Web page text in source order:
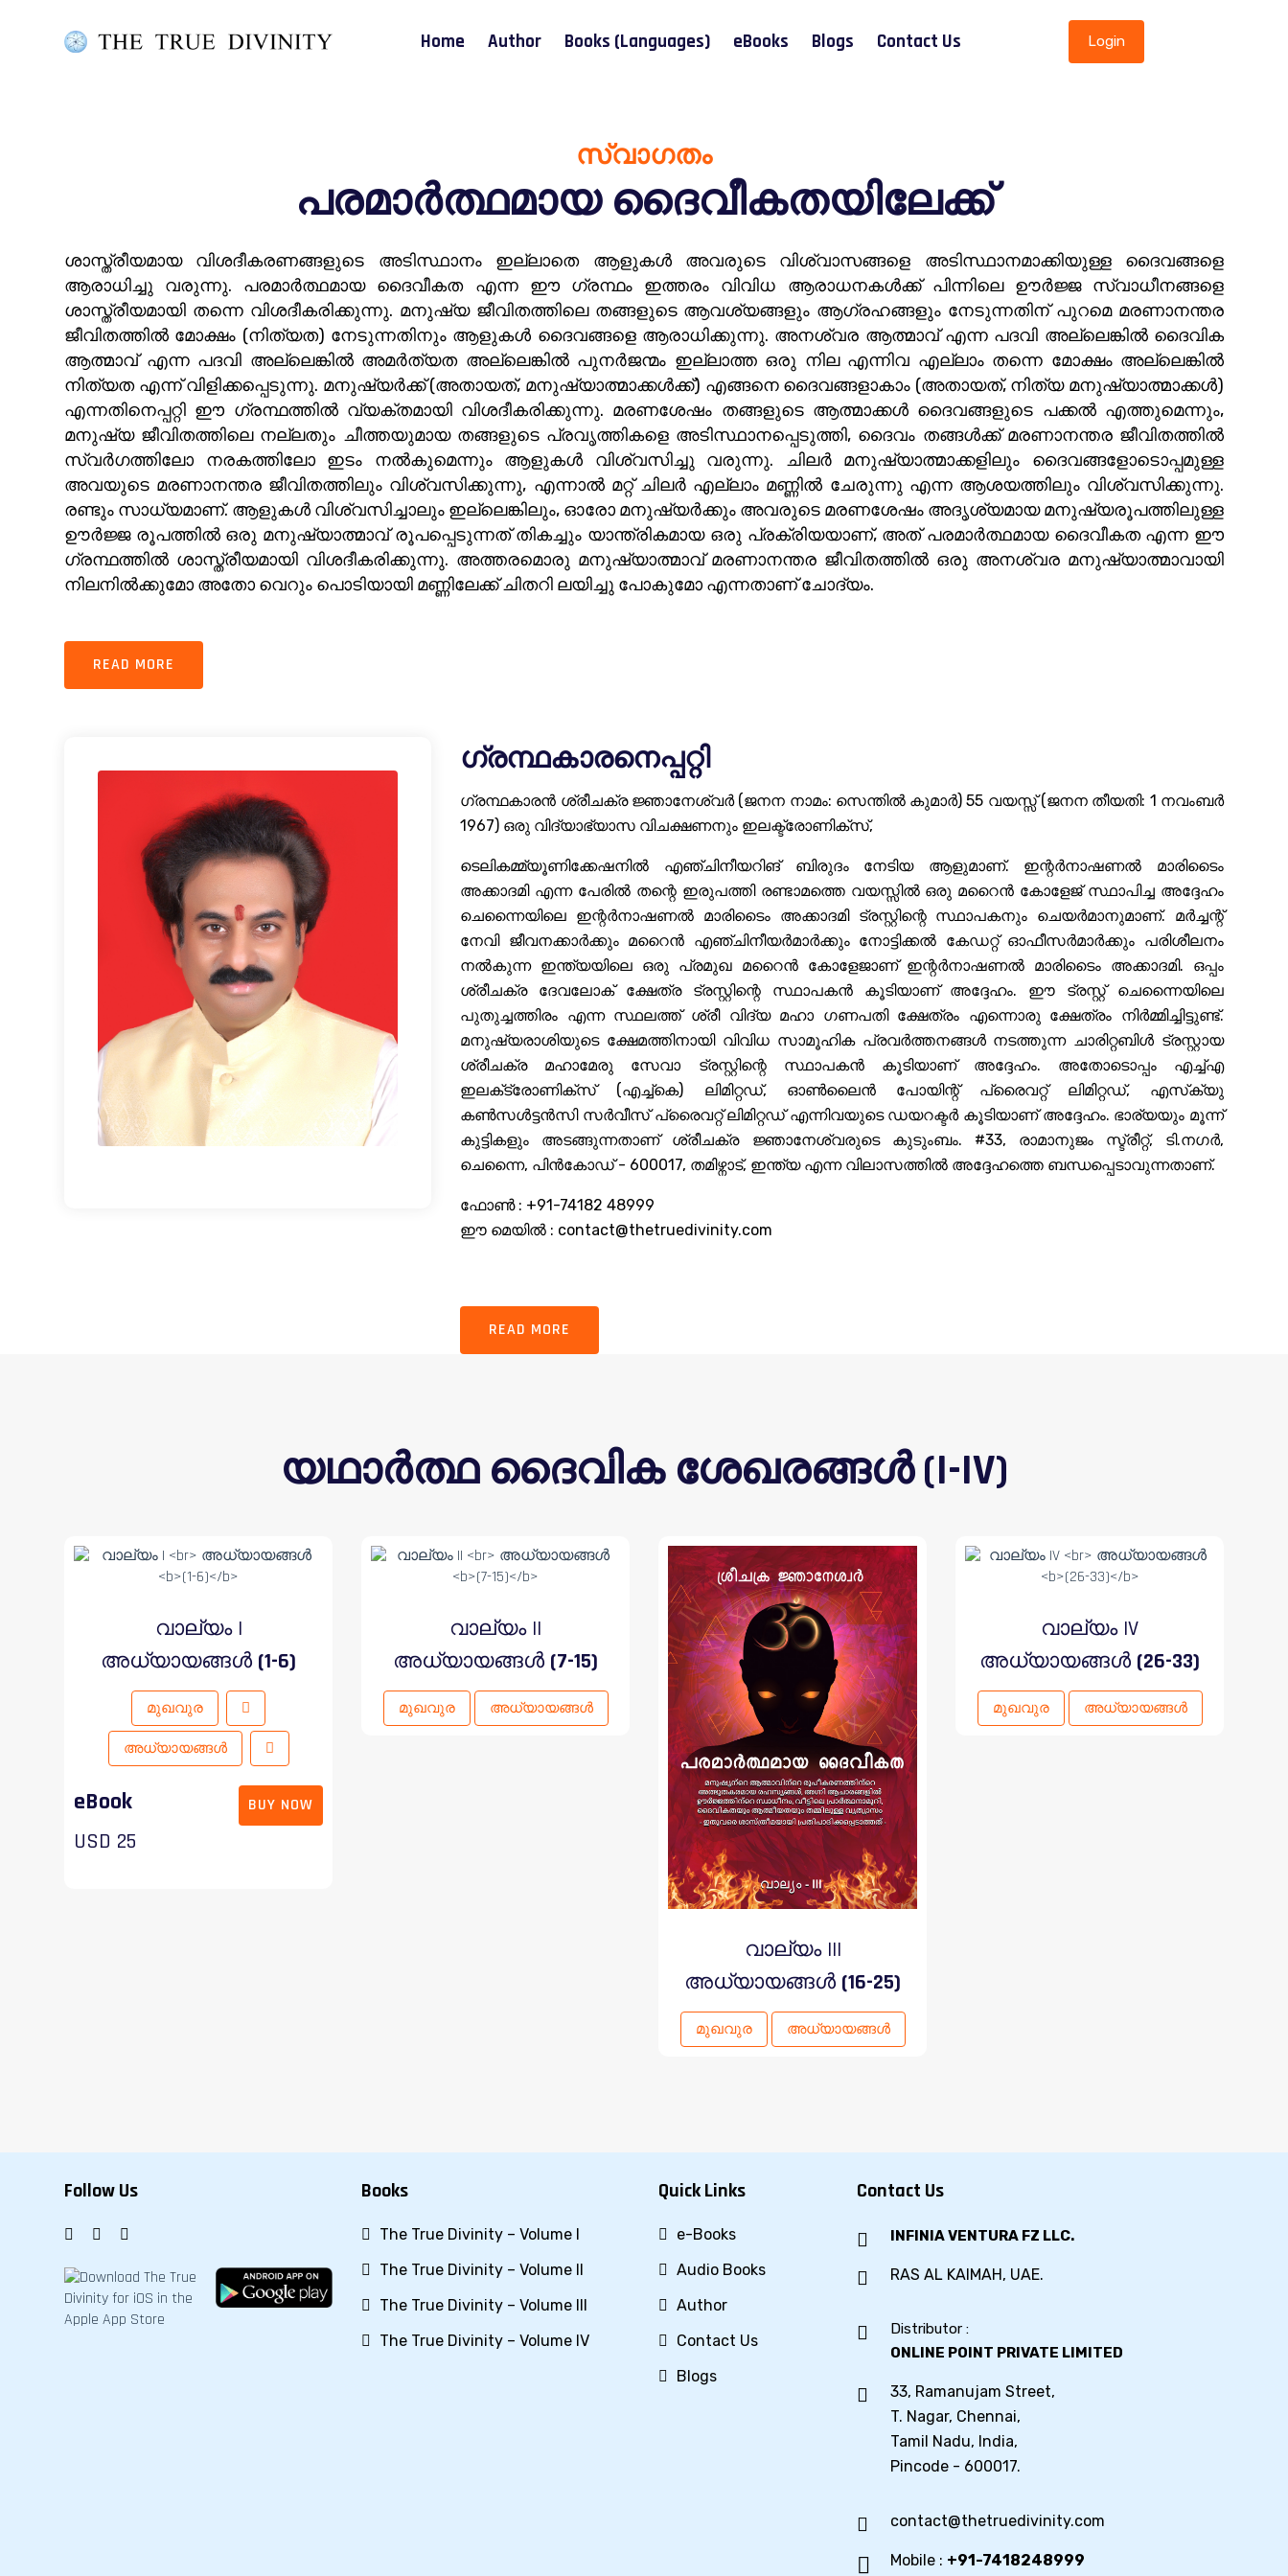
Home Author Books (Languages) eBooks Blogs Contact Us Login
സ്വാഗതം
പരമാർത്ഥമായ ദൈവീകതയിലേക്ക്
ശാസ്ത്രീയമായ വിശദീകരണങ്ങളുടെ അടിസ്ഥാനം ഇല്ലാതെ ആളുകൾ അവരുടെ വിശ്വാസങ്ങളെ അടിസ്ഥാനമാക്കിയുള്ള ദൈവങ്ങളെ
ആരാധിച്ചു വരുന്നു. പരമാർത്ഥമായ ദൈവീകത എന്ന ഈ ഗ്രന്ഥം ഇത്തരം വിവിധ ആരാധനകൾക്ക് പിന്നിലെ ഊർജ്ജ സ്വാധീനങ്ങളെ
ശാസ്ത്രീയമായി തന്നെ വിശദീകരിക്കുന്നു. മനുഷ്യ ജീവിതത്തിലെ തങ്ങളുടെ ആവശ്യങ്ങളും ആഗ്രഹങ്ങളും നേടുന്നതിന് പുറമെ മരണാനന്തര
ജീവിതത്തിൽ മോക്ഷം (നിത്യത) നേടുന്നതിനും ആളുകൾ ദൈവങ്ങളെ ആരാധിക്കുന്നു. അനശ്വര ആത്മാവ് എന്ന പദവി അല്ലെങ്കിൽ ദൈവിക
ആത്മാവ് എന്ന പദവി അല്ലെങ്കിൽ അമർത്യത അല്ലെങ്കിൽ പുനർജന്മം ഇല്ലാത്ത ഒരു നില എന്നിവ എല്ലാം തന്നെ മോക്ഷം അല്ലെങ്കിൽ
നിത്യത എന്ന് വിളിക്കപ്പെടുന്നു. മനുഷ്യർക്ക് (അതായത്, മനുഷ്യാത്മാക്കൾക്ക്) എങ്ങനെ ദൈവങ്ങളാകാം (അതായത്, നിത്യ മനുഷ്യാത്മാക്കൾ)
എന്നതിനെപ്പറ്റി ഈ ഗ്രന്ഥത്തിൽ വ്യക്തമായി വിശദീകരിക്കുന്നു. മരണശേഷം തങ്ങളുടെ ആത്മാക്കൾ ദൈവങ്ങളുടെ പക്കൽ എത്തുമെന്നും,
മനുഷ്യ ജീവിതത്തിലെ നല്ലതും ചീത്തയുമായ തങ്ങളുടെ പ്രവൃത്തികളെ അടിസ്ഥാനപ്പെടുത്തി, ദൈവം തങ്ങൾക്ക് മരണാനന്തര ജീവിതത്തിൽ
സ്വർഗത്തിലോ നരകത്തിലോ ഇടം നൽകുമെന്നും ആളുകൾ വിശ്വസിച്ചു വരുന്നു. ചിലർ മനുഷ്യാത്മാക്കളിലും ദൈവങ്ങളോടൊപ്പമുള്ള
അവയുടെ മരണാനന്തര ജീവിതത്തിലും വിശ്വസിക്കുന്നു, എന്നാൽ മറ്റ് ചിലർ എല്ലാം മണ്ണിൽ ചേരുന്നു എന്ന ആശയത്തിലും വിശ്വസിക്കുന്നു.
രണ്ടും സാധ്യമാണ്. ആളുകൾ വിശ്വസിച്ചാലും ഇല്ലെങ്കിലും, ഓരോ മനുഷ്യർക്കും അവരുടെ മരണശേഷം അദൃശ്യമായ മനുഷ്യരൂപത്തിലുള്ള
ഊർജ്ജ രൂപത്തിൽ ഒരു മനുഷ്യാത്മാവ് രൂപപ്പെടുന്നത് തികച്ചും യാന്ത്രികമായ ഒരു പ്രക്രിയയാണ്, അത് പരമാർത്ഥമായ ദൈവീകത എന്ന ഈ
ഗ്രന്ഥത്തിൽ ശാസ്ത്രീയമായി വിശദീകരിക്കുന്നു. അത്തരമൊരു മനുഷ്യാത്മാവ് മരണാനന്തര ജീവിതത്തിൽ ഒരു അനശ്വര മനുഷ്യാത്മാവായി
നിലനിൽക്കുമോ അതോ വെറും പൊടിയായി മണ്ണിലേക്ക് ചിതറി ലയിച്ചു പോകുമോ എന്നതാണ് ചോദ്യം.
READ MORE
ഗ്രന്ഥകാരനെപ്പറ്റി
ഗ്രന്ഥകാരൻ ശ്രീചക്ര ജ്ഞാനേശ്വർ (ജനന നാമം: സെന്തിൽ കുമാർ) 55 വയസ്സ് (ജനന തീയതി: 1 നവംബർ
1967) ഒരു വിദ്യാഭ്യാസ വിചക്ഷണനും ഇലക്ട്രോണിക്സ്,
ടെലികമ്മ്യൂണിക്കേഷനിൽ എഞ്ചിനീയറിങ് ബിരുദം നേടിയ ആളുമാണ്. ഇന്റർനാഷണൽ മാരിടൈം
അക്കാദമി എന്ന പേരിൽ തന്റെ ഇരുപത്തി രണ്ടാമത്തെ വയസ്സിൽ ഒരു മറൈൻ കോളേജ് സ്ഥാപിച്ച അദ്ദേഹം
ചെന്നൈയിലെ ഇന്റർനാഷണൽ മാരിടൈം അക്കാദമി ട്രസ്റ്റിന്റെ സ്ഥാപകനും ചെയർമാനുമാണ്. മർച്ചന്റ്
നേവി ജീവനക്കാർക്കും മറൈൻ എഞ്ചിനീയർമാർക്കും നോട്ടിക്കൽ കേഡറ്റ് ഓഫീസർമാർക്കും പരിശീലനം
നൽകുന്ന ഇന്ത്യയിലെ ഒരു പ്രമുഖ മറൈൻ കോളേജാണ് ഇന്റർനാഷണൽ മാരിടൈം അക്കാദമി. ഒപ്പം
ശ്രീചക്ര ദേവലോക് ക്ഷേത്ര ട്രസ്റ്റിന്റെ സ്ഥാപകൻ കൂടിയാണ് അദ്ദേഹം. ഈ ട്രസ്റ്റ് ചെന്നൈയിലെ
പുതുച്ചത്തിരം എന്ന സ്ഥലത്ത് ശ്രീ വിദ്യ മഹാ ഗണപതി ക്ഷേത്രം എന്നൊരു ക്ഷേത്രം നിർമ്മിച്ചിട്ടുണ്ട്.
മനുഷ്യരാശിയുടെ ക്ഷേമത്തിനായി വിവിധ സാമൂഹിക പ്രവർത്തനങ്ങൾ നടത്തുന്ന ചാരിറ്റബിൾ ട്രസ്റ്റായ
ശ്രീചക്ര മഹാമേരു സേവാ ട്രസ്റ്റിന്റെ സ്ഥാപകൻ കൂടിയാണ് അദ്ദേഹം. അതോടൊപ്പം എച്ച്എ
ഇലക്‌ട്രോണിക്‌സ് (എച്ച്‌കെ) ലിമിറ്റഡ്, ഓൺലൈൻ പോയിന്റ് പ്രൈവറ്റ് ലിമിറ്റഡ്, എസ്‌ക്യു
കൺസൾട്ടൻസി സർവീസ് പ്രൈവറ്റ് ലിമിറ്റഡ് എന്നിവയുടെ ഡയറക്ടർ കൂടിയാണ് അദ്ദേഹം. ഭാര്യയും മൂന്ന്
കുട്ടികളും അടങ്ങുന്നതാണ് ശ്രീചക്ര ജ്ഞാനേശ്വരുടെ കുടുംബം. #33, രാമാനുജം സ്ട്രീറ്റ്, ടി.നഗർ,
ചെന്നൈ, പിൻകോഡ് - 600017, തമിഴ്നാട്, ഇന്ത്യ എന്ന വിലാസത്തിൽ അദ്ദേഹത്തെ ബന്ധപ്പെടാവുന്നതാണ്.
ഫോൺ : +91-74182 48999
ഈ മെയിൽ : contact@thetruedivinity.com
READ MORE
യഥാർത്ഥ ദൈവിക ശേഖരങ്ങൾ (I-IV)
വാല്യം I
അധ്യായങ്ങൾ (1-6)
മുഖവുര
അധ്യായങ്ങൾ
eBook
USD 25
BUY NOW
വാല്യം II
അധ്യായങ്ങൾ (7-15)
മുഖവുര അധ്യായങ്ങൾ
വാല്യം III
അധ്യായങ്ങൾ (16-25)
മുഖവുര അധ്യായങ്ങൾ
വാല്യം IV
അധ്യായങ്ങൾ (26-33)
മുഖവുര അധ്യായങ്ങൾ
Follow Us Books
The True Divinity – Volume I
The True Divinity – Volume II
The True Divinity – Volume III
The True Divinity – Volume IV
Quick Links
e-Books
Audio Books
Author
Contact Us
Blogs
Contact Us
INFINIA VENTURA FZ LLC.
RAS AL KAIMAH, UAE.
Distributor :
ONLINE POINT PRIVATE LIMITED
33, Ramanujam Street,
T. Nagar, Chennai,
Tamil Nadu, India,
Pincode - 600017.
contact@thetruedivinity.com
Mobile : +91-7418248999